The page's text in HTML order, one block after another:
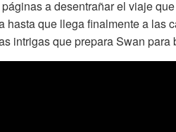
a desentrañar el viaje
hasta que llega finalmente a las
intrigas que prepara Swan para